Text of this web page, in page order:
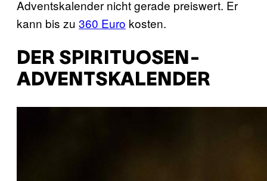
Adventskalender nicht gerade preiswert. Er
kann bis zu 360 Euro kosten.
DER SPIRITUOSEN-
ADVENTSKALENDER